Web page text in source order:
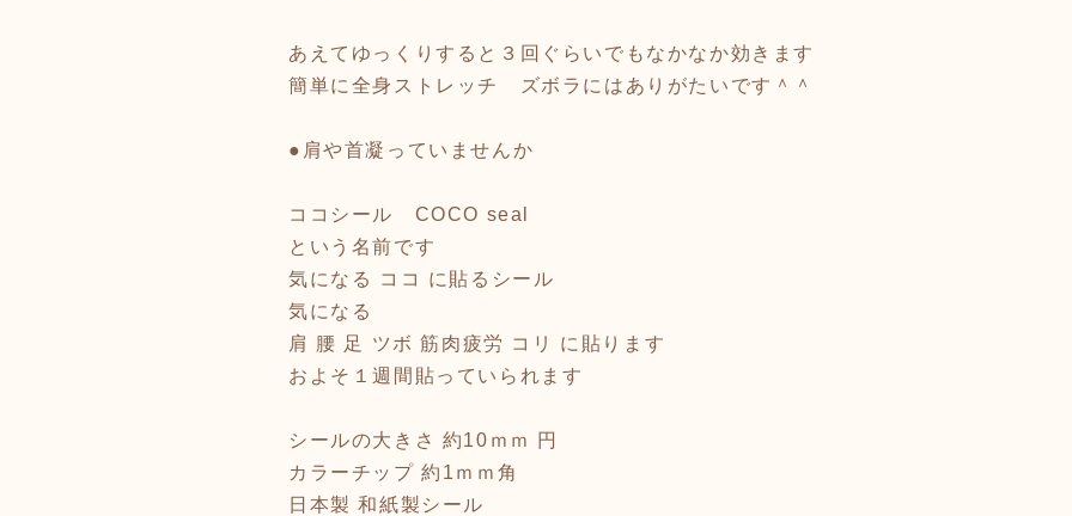
あえてゆっくりすると３回ぐらいでもなかなか効きます
簡単に全身ストレッチ ズボラにはありがたいです＾＾
●肩や首凝っていませんか
ココシール COCO seal
という名前です
気になる ココ に貼るシール
気になる
肩 腰 足 ツボ 筋肉疲労 コリ に貼ります
およそ１週間貼っていられます
シールの大きさ 約10ｍｍ 円
カラーチップ 約1ｍｍ角
日本製 和紙製シール